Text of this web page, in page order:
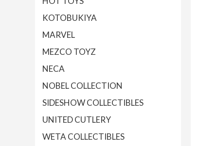
KOTOBUKIYA
MARVEL
MEZCO TOYZ
NECA
NOBEL COLLECTION
SIDESHOW COLLECTIBLES
UNITED CUTLERY
WETA COLLECTIBLES